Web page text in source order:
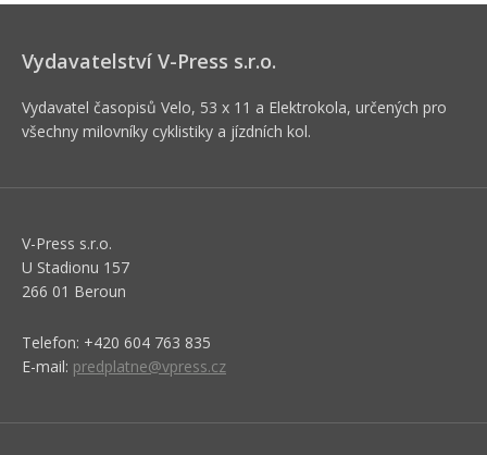
Vydavatelství V-Press s.r.o.
Vydavatel časopisů Velo, 53 x 11 a Elektrokola, určených pro
všechny milovníky cyklistiky a jízdních kol.
V-Press s.r.o.
U Stadionu 157
266 01 Beroun
Telefon: +420 604 763 835
E-mail: predplatne@vpress.cz